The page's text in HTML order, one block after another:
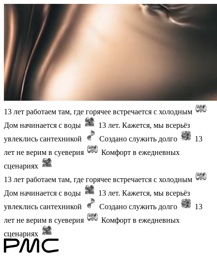
13 лет работаем там, где горячее встречается с холодным
Дом начинается с воды
13 лет. Кажется, мы всерьёз
увлеклись сантехникой
Создано служить долго
13
лет не верим в суеверия
Комфорт в ежедневных
сценариях
13 лет работаем там, где горячее встречается с холодным
Дом начинается с воды
13 лет. Кажется, мы всерьёз
увлеклись сантехникой
Создано служить долго
13
лет не верим в суеверия
Комфорт в ежедневных
сценариях